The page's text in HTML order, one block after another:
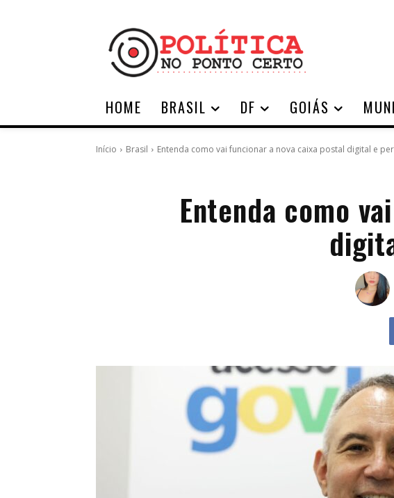
HOME BRASIL DF GOIÁS
Início Brasil Entenda como vai funcionar a nova caixa postal digital e
Entenda como